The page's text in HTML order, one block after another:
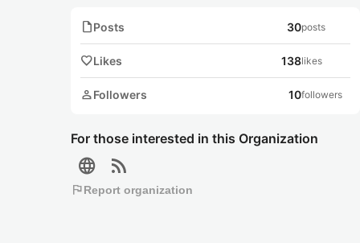
notePosts 30posts
favoriteLikes 138likes
personFollowers 10followers
For those interested in this Organization
language rss_feed
flagReport organization